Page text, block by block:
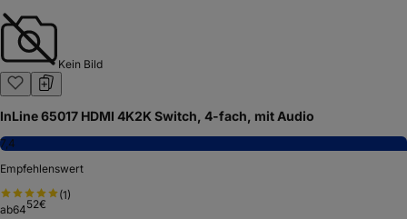
Kein Bild
InLine 65017 HDMI 4K2K Switch, 4-fach, mit Audio
7,4
Empfehlenswert
(1)
ab6452€